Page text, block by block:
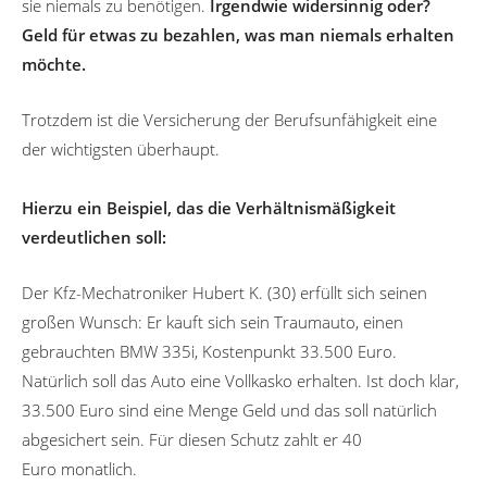
sie niemals zu benötigen. Irgendwie widersinnig oder?
Geld für etwas zu bezahlen, was man niemals erhalten
möchte.
Trotzdem ist die Versicherung der Berufsunfähigkeit eine
der wichtigsten überhaupt.
Hierzu ein Beispiel, das die Verhältnismäßigkeit
verdeutlichen soll:
Der Kfz-Mechatroniker Hubert K. (30) erfüllt sich seinen
großen Wunsch: Er kauft sich sein Traumauto, einen
gebrauchten BMW 335i, Kostenpunkt 33.500 Euro.
Natürlich soll das Auto eine Vollkasko erhalten. Ist doch klar,
33.500 Euro sind eine Menge Geld und das soll natürlich
abgesichert sein. Für diesen Schutz zahlt er 40
Euro monatlich.